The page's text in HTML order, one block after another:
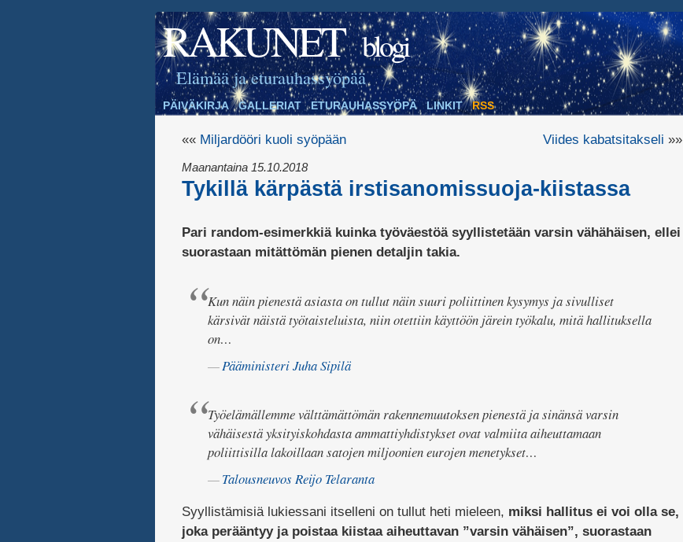
RAKUNET blogi
Elämää ja eturauhassyöpää
PÄIVÄKIRJA GALLERIAT ETURAUHASSYÖPÄ LINKIT RSS
«« Miljardööri kuoli syöpään Viides kabatsitakseli »»
Maanantaina 15.10.2018
Tykillä kärpästä irstisanomissuoja-kiistassa
Pari random-esimerkkiä kuinka työväestöä syyllistetään varsin vähähäisen, ellei
suorastaan mitättömän pienen detaljin takia.
Kun näin pienestä asiasta on tullut näin suuri poliittinen kysymys ja sivulliset
kärsivät näistä työtaisteluista, niin otettiin käyttöön järein työkalu, mitä hallituksella
on…
Pääministeri Juha Sipilä
Työelämällemme välttämättömän rakennemuutoksen pienestä ja sinänsä varsin
vähäisestä yksityiskohdasta ammattiyhdistykset ovat valmiita aiheuttamaan
poliittisilla lakoillaan satojen miljoonien eurojen menetykset…
Talousneuvos Reijo Telaranta
Syyllistämisiä lukiessani itselleni on tullut heti mieleen, miksi hallitus ei voi olla se,
joka perääntyy ja poistaa kiistaa aiheuttavan ”varsin vähäisen”, suorastaan